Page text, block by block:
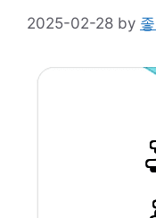
2025-02-28 by